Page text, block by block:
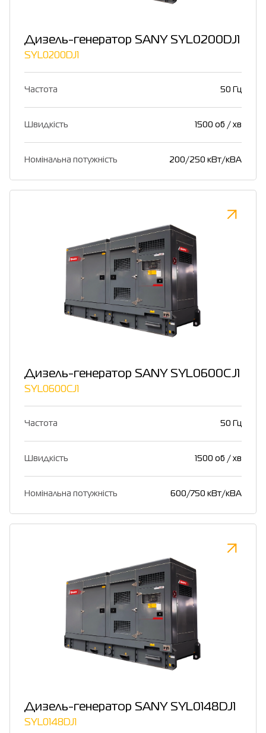
Дизель-генератор SANY SYL0200DJ1
SYL0200DJ1
Частота 50 Гц
Швидкість 1500 об / хв
Номінальна потужність 200/250 кВт/кВА
Дизель-генератор SANY SYL0600CJ1
SYL0600CJ1
Частота 50 Гц
Швидкість 1500 об / хв
Номінальна потужність 600/750 кВт/кВА
Дизель-генератор SANY SYL0148DJ1
SYL0148DJ1